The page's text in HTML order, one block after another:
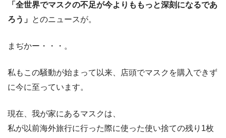
「全世界でマスクの不足が今よりももっと深刻になるであ
ろう」 とのニュースが。
まぢかー・・・。
私もこの騒動が始まって以来、店頭でマスクを購入できず
に今に至っています。
現在、我が家にあるマスクは、
私が以前海外旅行に行った際に使った使い捨ての残り1枚